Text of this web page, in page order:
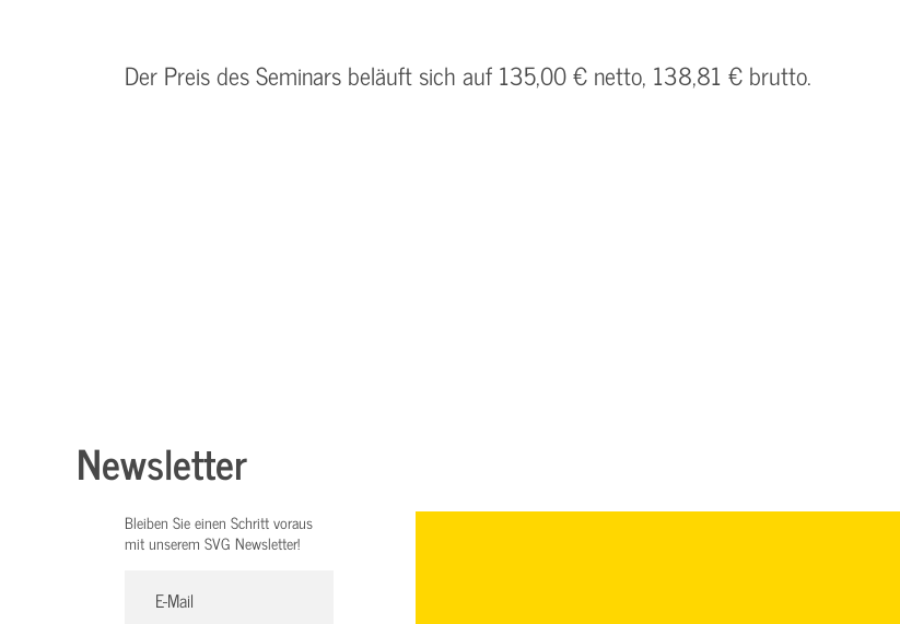
Der Preis des Seminars beläuft sich auf 135,00 € netto, 138,81 € brutto.
Newsletter
Bleiben Sie einen Schritt voraus
mit unserem SVG Newsletter!